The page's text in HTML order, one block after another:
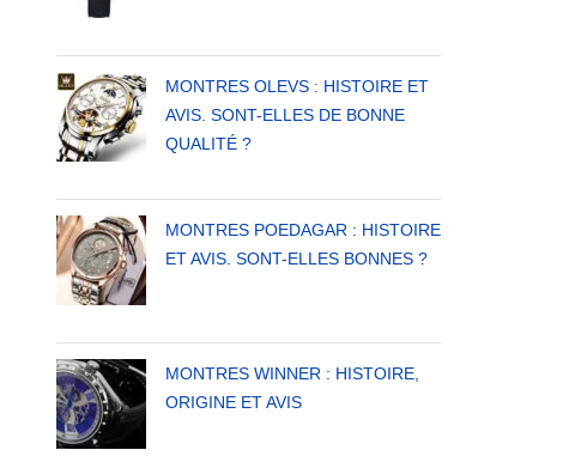
MONTRES OLEVS : HISTOIRE ET
AVIS. SONT-ELLES DE BONNE
QUALITÉ ?
MONTRES POEDAGAR : HISTOIRE
ET AVIS. SONT-ELLES BONNES ?
MONTRES WINNER : HISTOIRE,
ORIGINE ET AVIS